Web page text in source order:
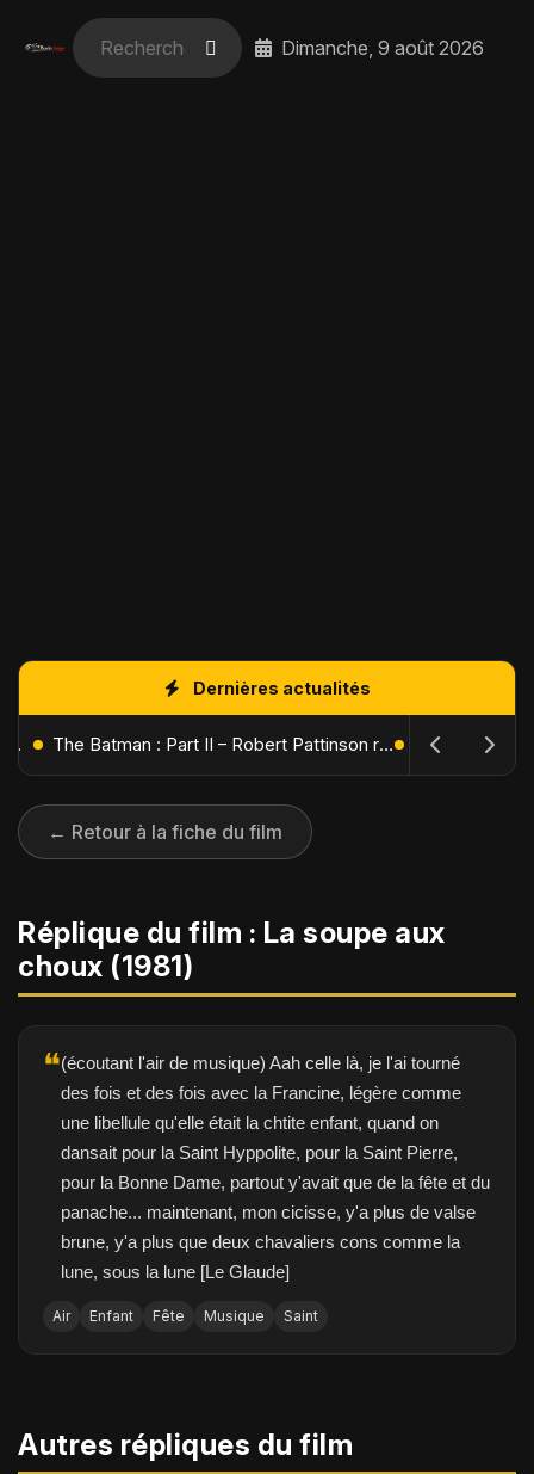
Dimanche, 9 août 2026
Dernières actualités
L'Âge de Glace : Le Réveil du Volcan – Manny, Sid et Diego de retour pour une aventure explosive The Batman : Part II – Robert Pattinson replonge dans les ténèbres de Gotham dès octobre 2027
← Retour à la fiche du film
Réplique du film : La soupe aux
choux (1981)
❝(écoutant l'air de musique) Aah celle là, je l'ai tourné
des fois et des fois avec la Francine, légère comme
une libellule qu'elle était la chtite enfant, quand on
dansait pour la Saint Hyppolite, pour la Saint Pierre,
pour la Bonne Dame, partout y'avait que de la fête et du
panache... maintenant, mon cicisse, y'a plus de valse
brune, y'a plus que deux chavaliers cons comme la
lune, sous la lune [Le Glaude]
Air Enfant Fête Musique Saint
Autres répliques du film